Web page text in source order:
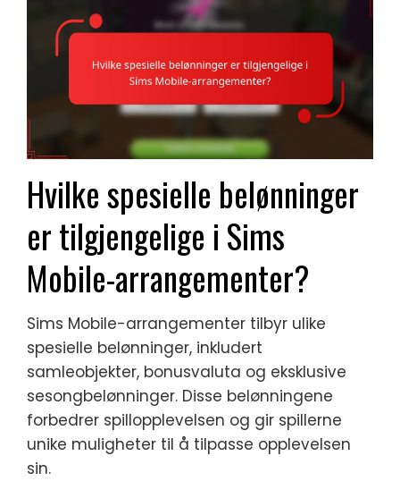
Hvilke spesielle belønninger
er tilgjengelige i Sims
Mobile-arrangementer?
Sims Mobile-arrangementer tilbyr ulike
spesielle belønninger, inkludert
samleobjekter, bonusvaluta og eksklusive
sesongbelønninger. Disse belønningene
forbedrer spillopplevelsen og gir spillerne
unike muligheter til å tilpasse opplevelsen
sin.